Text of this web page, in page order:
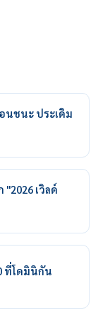
นชนะ ประเดิม
เวิลด์
ที่โดมินิกัน